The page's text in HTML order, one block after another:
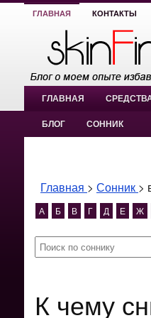
ГЛАВНАЯ КОНТАКТЫ
ГЛАВНАЯ
БЛОГ СОННИК
Главная > Сонник >
А Б В Г Д Е Ж
К чему снится видеть свои